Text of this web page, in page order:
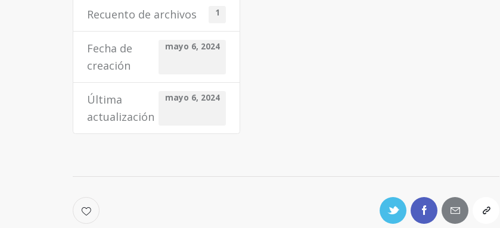
Recuento de archivos 1
Fecha de
creación
mayo 6, 2024
Última
actualización
mayo 6, 2024